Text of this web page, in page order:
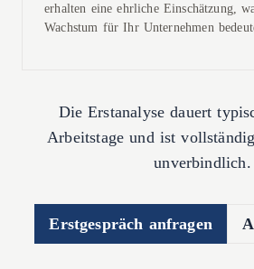
erhalten eine ehrliche Einschätzung,
Wachstum für Ihr Unternehmen
Die Erstanalyse dauert
Arbeitstage und ist
unverbindlich.
Erstgespräch anfragen